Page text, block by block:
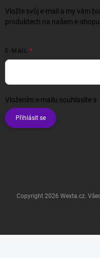
Vložte svůj e-mail a my vám
produktech na našem e-shopu.
E-MAIL
Vložením e-mailu souhlasíte s
Přihlásit se
Copyright 2026 Wexta.cz.